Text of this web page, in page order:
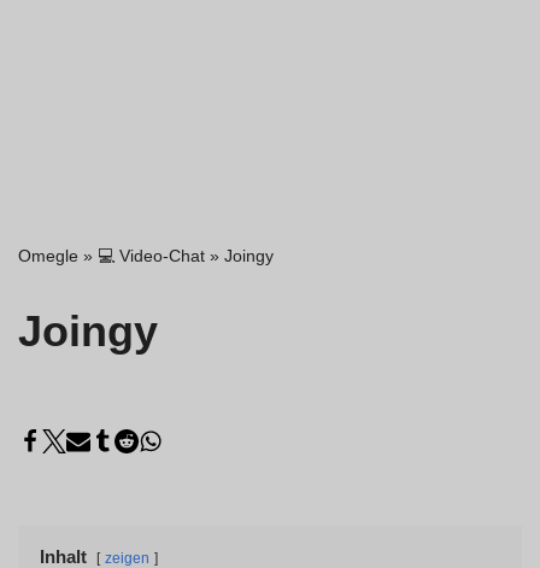
Omegle » 💻 Video-Chat » Joingy
Joingy
Inhalt zeigen